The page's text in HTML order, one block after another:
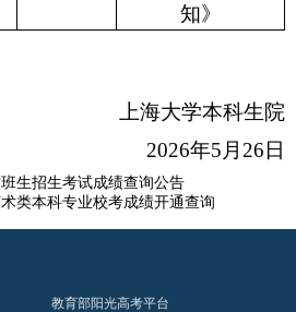
知》
上海大学本科生院
2026年5月26日
班生招生考试成绩查询公告
术类本科专业校考成绩开通查询
教育部阳光高考平台